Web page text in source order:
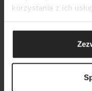
korzystania z ich